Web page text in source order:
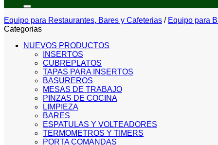
por:
Equipo para Restaurantes, Bares y Cafeterias / Equipo para
Categorias
NUEVOS PRODUCTOS
INSERTOS
CUBREPLATOS
TAPAS PARA INSERTOS
BASUREROS
MESAS DE TRABAJO
PINZAS DE COCINA
LIMPIEZA
BARES
ESPATULAS Y VOLTEADORES
TERMOMETROS Y TIMERS
PORTA COMANDAS